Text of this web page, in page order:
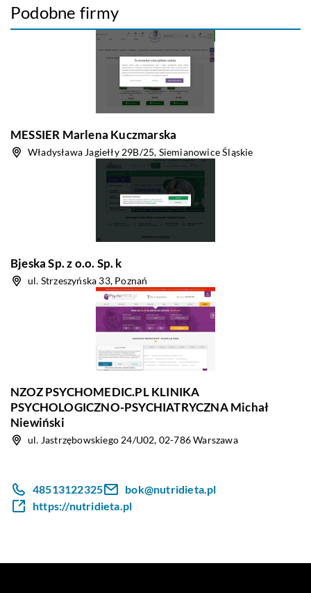
Podobne firmy
MESSIER Marlena Kuczmarska
Władysława Jagiełły 29B/25, Siemianowice Śląskie
Bjeska Sp. z o.o. Sp. k
ul. Strzeszyńska 33, Poznań
NZOZ PSYCHOMEDIC.PL KLINIKA
PSYCHOLOGICZNO-PSYCHIATRYCZNA Michał
Niewiński
ul. Jastrzębowskiego 24/U02, 02-786 Warszawa
48513122325
bok@nutridieta.pl
https://nutridieta.pl